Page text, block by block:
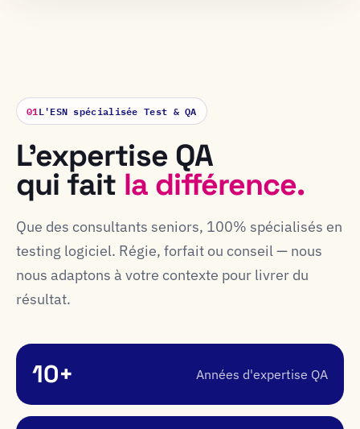
01L'ESN spécialisée Test & QA
L'expertise QA
qui fait la différence.
Que des consultants seniors, 100% spécialisés en
testing logiciel. Régie, forfait ou conseil — nous
nous adaptons à votre contexte pour livrer du
résultat.
10+ Années d'expertise QA